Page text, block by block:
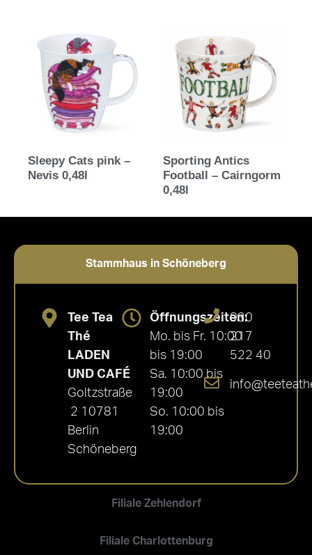
Sleepy Cats pink –
Nevis 0,48l
Sporting Antics
Football – Cairngorm
0,48l
Stammhaus in Schöneberg
Filiale Zehlendorf
Filiale Charlottenburg
Tee Tea
Thé
LADEN
UND CAFÉ
Goltzstraße
2 10781
Berlin
Schöneberg
Öffnungszeiten:
Mo. bis Fr. 10:00
bis 19:00
Sa. 10:00 bis
19:00
So. 10:00 bis
19:00
030
217
522 40